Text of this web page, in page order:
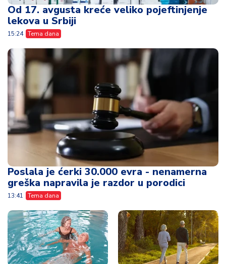
Od 17. avgusta kreće veliko pojeftinjenje
lekova u Srbiji
15:24 Tema dana
Poslala je ćerki 30.000 evra - nenamerna
greška napravila je razdor u porodici
13:41 Tema dana